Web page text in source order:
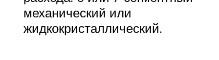
механический или
жидкокристаллический.